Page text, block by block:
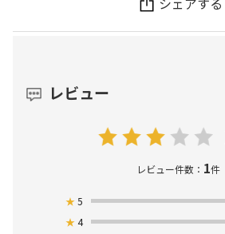
レビュー
レビュー件数： 1件
★5
★4